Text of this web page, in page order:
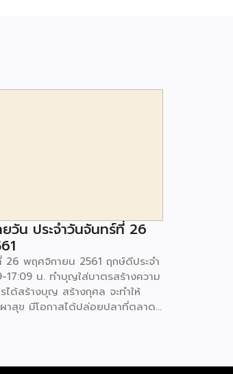
ยวัน ประจำวันจันทร์ที่ 26
26 พฤศจิกายน 2561 ฤกษ์ดีประจำ
17:09 น. ทำบุญใส่บาตรสร้างความ
ได้สร้างบุญ สร้างกุศล จะทำให้
าสุข มีโอกาสได้ปล่อยปลาที่ตลาดก็
รื่องราว การดูดวง คือการบอกการ